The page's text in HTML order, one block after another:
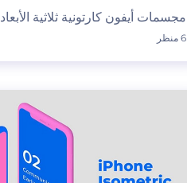
مجسمات أيفون كارتونية ثلاثية الأبعاد
6 منظر